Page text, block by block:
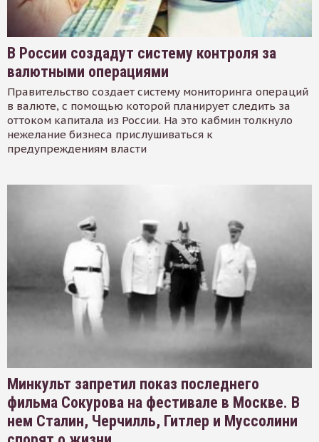
В России создадут систему контроля за
валютными операциями
Правительство создает систему мониторинга операций
в валюте, с помощью которой планирует следить за
оттоком капитала из России. На это кабмин толкнуло
нежелание бизнеса прислушиваться к
предупреждениям власти
Минкульт запретил показ последнего
фильма Сокурова на фестивале в Москве. В
нем Сталин, Черчилль, Гитлер и Муссолини